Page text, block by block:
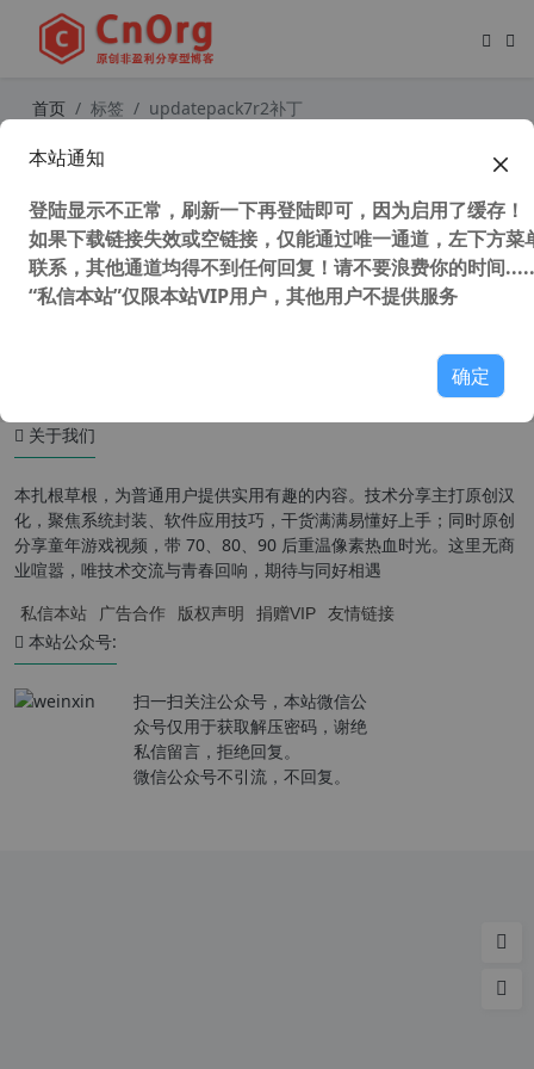
首页 标签 updatepack7r2补丁
开发者制作
关于我们
本扎根草根，为普通用户提供实用有趣的内容。技术分享主打原创汉
化，聚焦系统封装、软件应用技巧，干货满满易懂好上手；同时原创
分享童年游戏视频，带 70、80、90 后重温像素热血时光。这里无商
业喧嚣，唯技术交流与青春回响，期待与同好相遇
私信本站 广告合作 版权声明 捐赠VIP 友情链接
本站公众号:
扫一扫关注公众号，本站微信公
众号仅用于获取解压密码，谢绝
私信留言，拒绝回复。
微信公众号不引流，不回复。
本站通知
登陆显示不正常，刷新一下再登陆即可，因为启用了缓存！
如果下载链接失效或空链接，仅能通过唯一通道，左下方菜
联系，其他通道均得不到任何回复！请不要浪费你的时间
“私信本站”仅限本站VIP用户，其他用户不提供服务
确定